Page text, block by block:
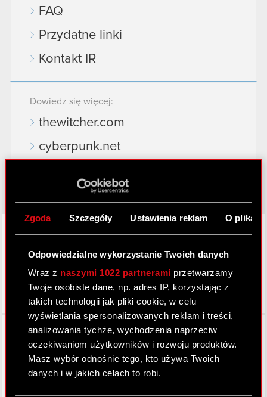
Zgoda Szczegóły Ustawienia reklam O
Odpowiedzialne wykorzystanie Twoich danych
Wraz z naszymi 1022 partnerami przetwarzamy
Twoje osobiste dane, np. adres IP, korzystając z
takich technologii jak pliki cookie, w celu
wyświetlania spersonalizowanych reklam i treści,
analizowania tychże, wychodzenia naprzeciw
oczekiwaniom użytkowników i rozwoju produktów.
Masz wybór odnośnie tego, kto używa Twoich
danych i w jakich celach to robi.
FAQ
Przydatne linki
Kontakt IR
Dowiedz się więcej:
thewitcher.com
cyberpunk.net
LinkedIn
Facebook